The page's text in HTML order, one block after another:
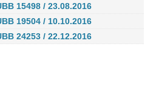
15498 / 23.08.2016
19504 / 10.10.2016
24253 / 22.12.2016